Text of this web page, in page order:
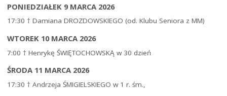
PONIEDZIAŁEK 9 MARCA 2026
17:30 † Damiana DROZDOWSKIEGO (od. Klubu Seniora z MM)
WTOREK 10 MARCA 2026
7:00 † Henrykę ŚWIĘTOCHOWSKĄ w 30 dzień
ŚRODA 11 MARCA 2026
17:30 † Andrzeja ŚMIGIELSKIEGO w 1 r. śm.,